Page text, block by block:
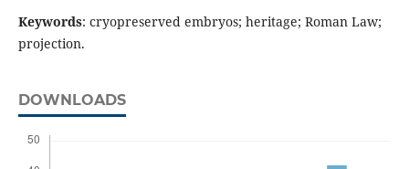
Keywords: cryopreserved embryos; heritage; Roman Law;
projection.
DOWNLOADS